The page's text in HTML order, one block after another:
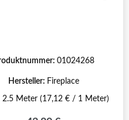
01024268
Hersteller: Fireplace
2.5 Meter(17,12 € / 1 Meter)